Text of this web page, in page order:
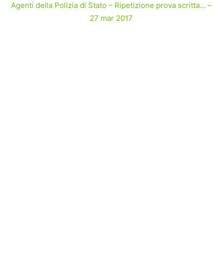
Agenti della Polizia di Stato – Ripetizione prova scritta… –
27 mar 2017